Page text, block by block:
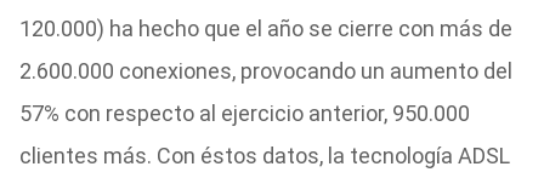
120.000) ha hecho que el año se cierre con más de
2.600.000 conexiones, provocando un aumento del
57% con respecto al ejercicio anterior, 950.000
clientes más. Con éstos datos, la tecnología ADSL